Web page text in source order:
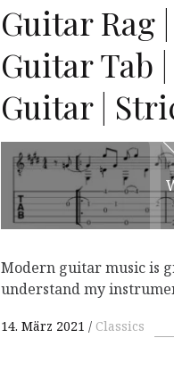
Guitar Rag
Guitar Tab
Guitar |
Modern guitar music is
understand my
14. März 2021 Classics